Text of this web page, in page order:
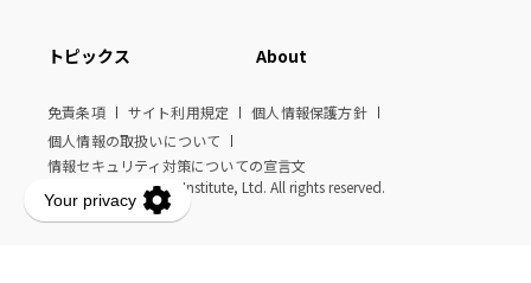
トピックス About
免責条項 サイト利用規定
個人情報保護方針
個人情報の取扱いについて
情報セキュリティ対策についての宣言文
© Nomura Research Institute, Ltd. All rights reserved.